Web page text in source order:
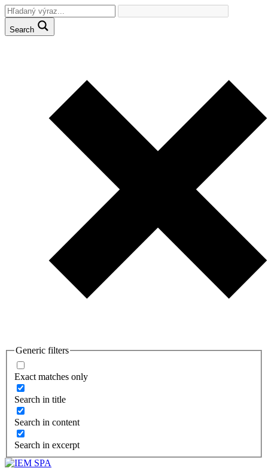
Search
Generic filters
Exact matches only
Search in title
Search in content
Search in excerpt